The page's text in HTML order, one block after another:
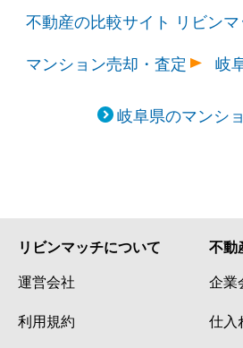
不動産の比較サイト リビン
マンション売却・査定
岐
岐阜県のマンシ
リビンマッチについて
運営会社
利用規約
不動
企業
仕入